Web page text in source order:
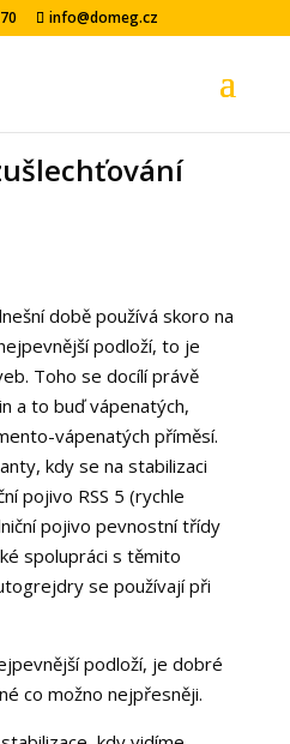
info@domeg.cz
době používá skoro na
podloží, to je
Toho se docílí právě
a to buď vápenatých,
vápenatých příměsí.
kdy se na stabilizaci
pojivo RSS 5 (rychle
pojivo pevnostní třídy
spolupráci s těmito
se používají při
podloží, je dobré
co možno nejpřesněji.